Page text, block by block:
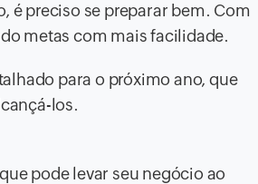
é preciso se preparar bem. Com
metas com mais facilidade.
para o próximo ano, que
los.
pode levar seu negócio ao